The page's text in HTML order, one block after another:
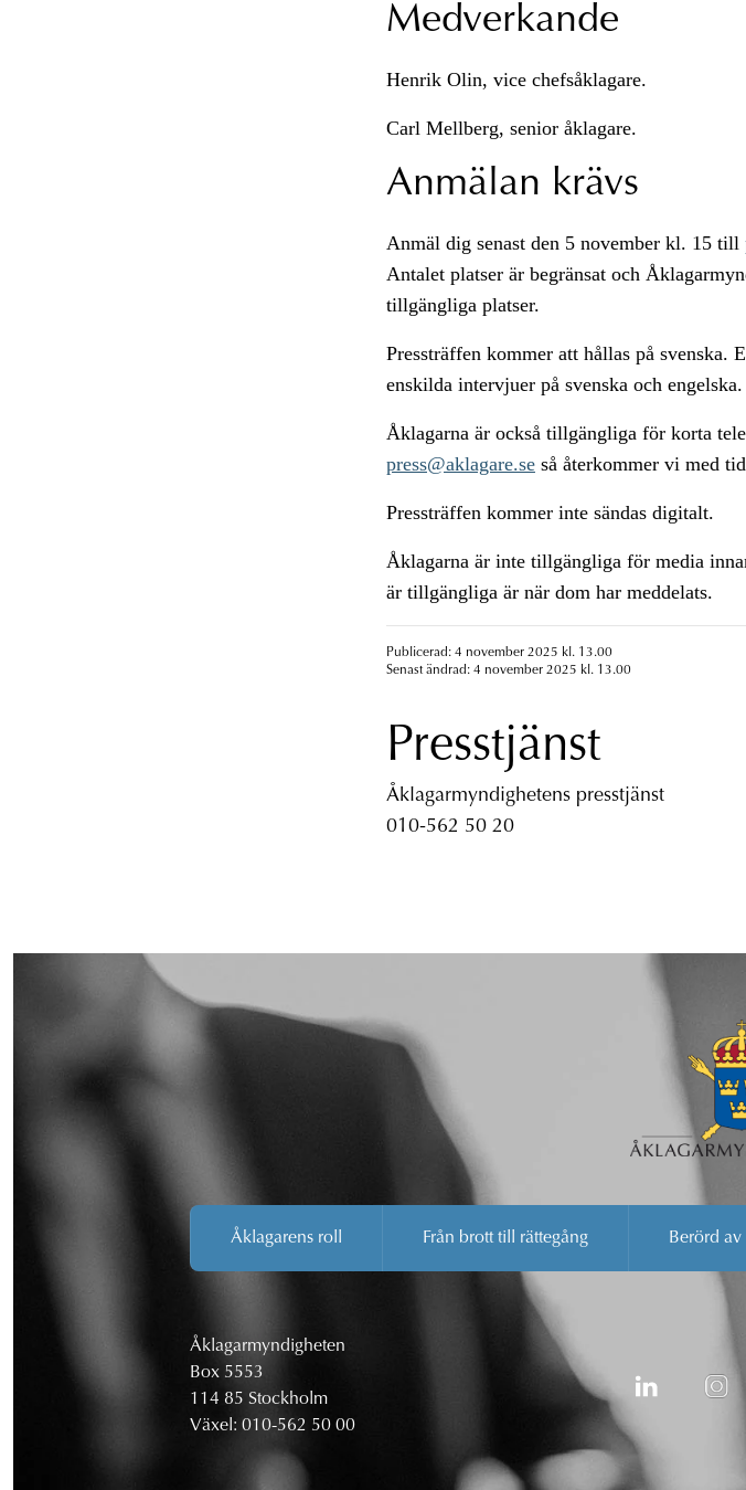
Medverkande
Henrik Olin, vice chefsåklagare.
Carl Mellberg, senior åklagare.
Anmälan krävs
Anmäl dig senast den 5 november kl. 15 till
Antalet platser är begränsat och
tillgängliga platser.
Pressträffen kommer att hållas på
enskilda intervjuer på svenska och engelska.
Åklagarna är också tillgängliga för korta
press@aklagare.seså återkommer vi med
Pressträffen kommer inte sändas digitalt.
Åklagarna är inte tillgängliga för media
är tillgängliga är när dom har meddelats.
Publicerad: 4 november 2025 kl. 13.00
Senast ändrad: 4 november 2025 kl. 13.00
Presstjänst
Åklagarmyndighetens presstjänst
010-562 50 20
Åklagarens roll Från brott till rättegång Berörd av
Åklagarmyndigheten
Box 5553
114 85 Stockholm
Växel: 010-562 50 00